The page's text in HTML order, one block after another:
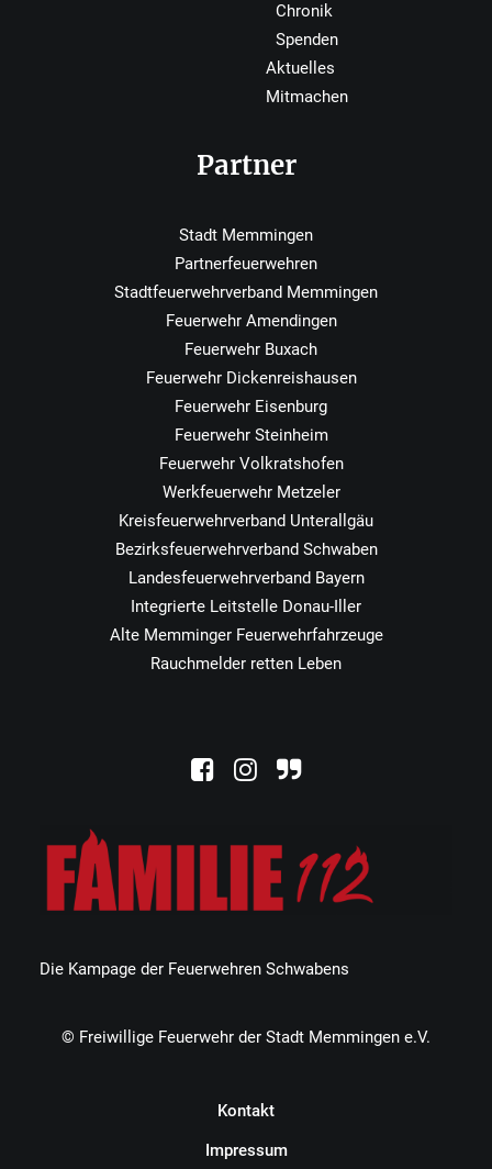
Die Kampage der Feuerwehren Schwabens
Chronik
Spenden
Aktuelles
Mitmachen
Partner
Stadt Memmingen
Partnerfeuerwehren
Stadtfeuerwehrverband Memmingen
Feuerwehr Amendingen
Feuerwehr Buxach
Feuerwehr Dickenreishausen
Feuerwehr Eisenburg
Feuerwehr Steinheim
Feuerwehr Volkratshofen
Werkfeuerwehr Metzeler
Kreisfeuerwehrverband Unterallgäu
Bezirksfeuerwehrverband Schwaben
Landesfeuerwehrverband Bayern
Integrierte Leitstelle Donau-Iller
Alte Memminger Feuerwehrfahrzeuge
Rauchmelder retten Leben
© Freiwillige Feuerwehr der Stadt Memmingen e.V.
Kontakt
Impressum